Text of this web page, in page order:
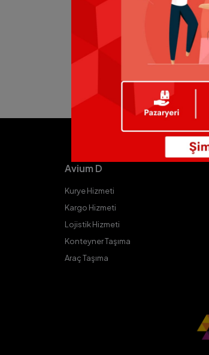
Avium D
Kurye Hizmeti
Kargo Hizmeti
Lojistik Hizmeti
Konteyner Taşıma
Araç Taşıma